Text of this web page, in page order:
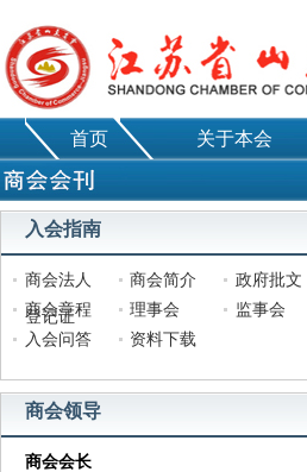
首页 关于本会
入会指南
商会法人
登记证
商会简介
政府批文
商会章程
理事会
监事会
入会问答
资料下载
商会领导
商会会长